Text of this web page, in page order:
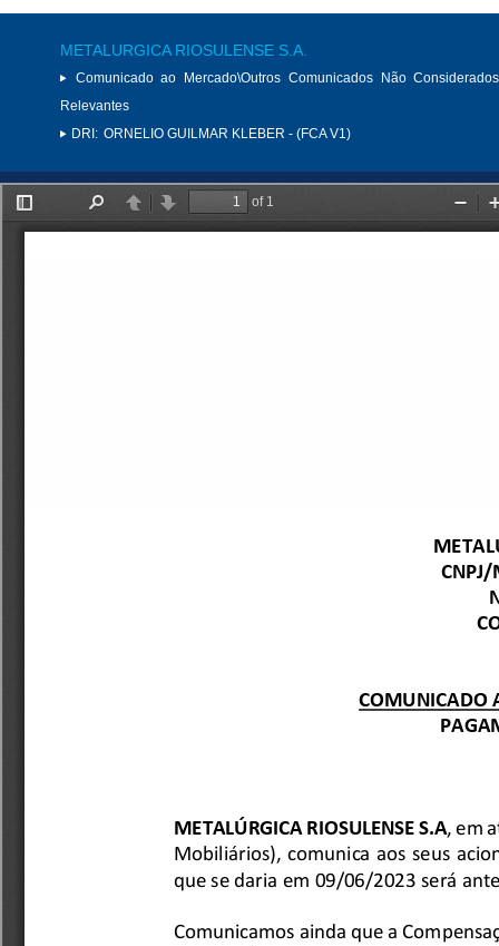
METALURGICA RIOSULENSE S.A.
Comunicado ao Mercado\Outros Comunicados Não
Relevantes
DRI: ORNELIO GUILMAR KLEBER - (FCA V1)